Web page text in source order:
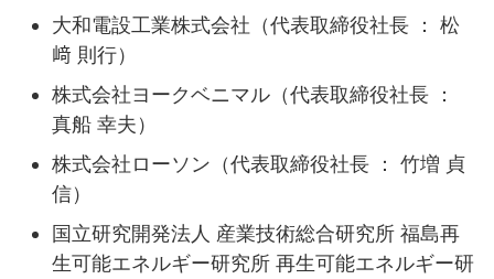
大和電設工業株式会社（代表取締役社長 ： 松
﨑 則行）
株式会社ヨークベニマル（代表取締役社長 ：
真船 幸夫）
株式会社ローソン（代表取締役社長 ： 竹増 貞
信）
国立研究開発法人 産業技術総合研究所 福島再
生可能エネルギー研究所 再生可能エネルギー研